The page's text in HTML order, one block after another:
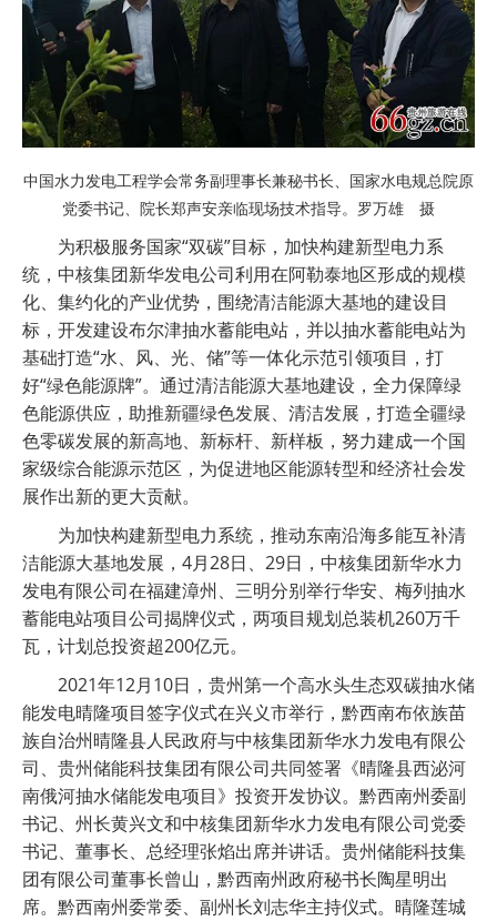
中国水力发电工程学会常务副理事长兼秘书长、国家水电规总院原
党委书记、院长郑声安亲临现场技术指导。罗万雄 摄
为积极服务国家“双碳”目标，加快构建新型电力系
统，中核集团新华发电公司利用在阿勒泰地区形成的规模
化、集约化的产业优势，围绕清洁能源大基地的建设目
标，开发建设布尔津抽水蓄能电站，并以抽水蓄能电站为
基础打造“水、风、光、储”等一体化示范引领项目，打
好“绿色能源牌”。通过清洁能源大基地建设，全力保障绿
色能源供应，助推新疆绿色发展、清洁发展，打造全疆绿
色零碳发展的新高地、新标杆、新样板，努力建成一个国
家级综合能源示范区，为促进地区能源转型和经济社会发
展作出新的更大贡献。
为加快构建新型电力系统，推动东南沿海多能互补清
洁能源大基地发展，4月28日、29日，中核集团新华水力
发电有限公司在福建漳州、三明分别举行华安、梅列抽水
蓄能电站项目公司揭牌仪式，两项目规划总装机260万千
瓦，计划总投资超200亿元。
2021年12月10日，贵州第一个高水头生态双碳抽水储
能发电晴隆项目签字仪式在兴义市举行，黔西南布依族苗
族自治州晴隆县人民政府与中核集团新华水力发电有限公
司、贵州储能科技集团有限公司共同签署《晴隆县西泌河
南俄河抽水储能发电项目》投资开发协议。黔西南州委副
书记、州长黄兴文和中核集团新华水力发电有限公司党委
书记、董事长、总经理张焰出席并讲话。贵州储能科技集
团有限公司董事长曾山，黔西南州政府秘书长陶星明出
席。黔西南州委常委、副州长刘志华主持仪式。晴隆莲城